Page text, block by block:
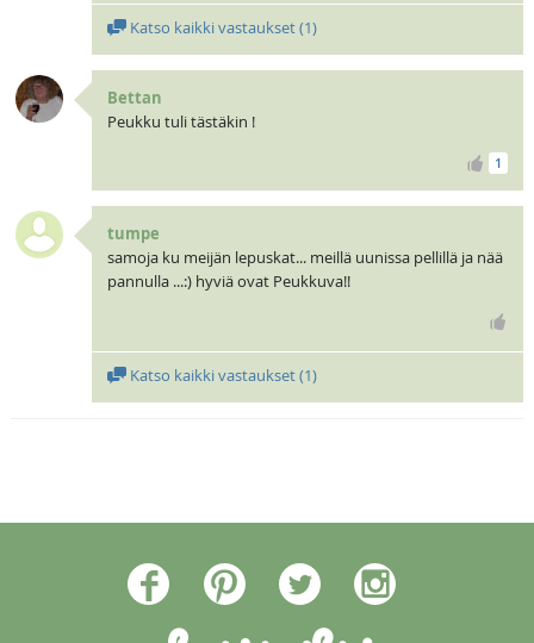
Katso kaikki vastaukset (1)
Bettan
Peukku tuli tästäkin !
1
tumpe
samoja ku meijän lepuskat... meillä uunissa pellillä ja nää
pannulla ...:) hyviä ovat Peukkuva!!
Katso kaikki vastaukset (1)